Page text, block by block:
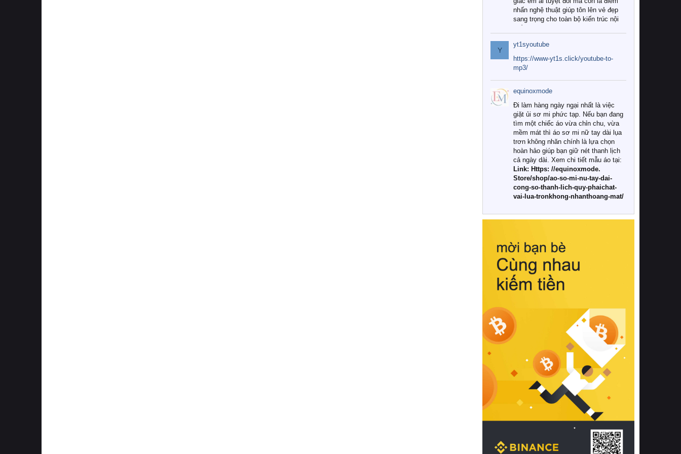
nhấn nghệ thuật giúp tôn lên vẻ đẹp
sang trọng cho toàn bộ kiến trúc nội
Tuy nhiên, giữa thị trường đa dạng
với vô vàn thương hiệu và mẫu mã
như hiện nay, làm thế nào để chọn
được những bộ chăn ga gối đệm cao
cấp thực sự chất lượng, phù hợp với
khí hậu và nhu cầu sử dụng của gia
đình? Hãy cùng chúng tôi đi tìm lời
giải đáp chi tiết qua bài viết dưới đây.
1. Tại sao các gia đình hiện đại lại ưa
chuộng chăn ga gối đệm cao cấp?
Khác với các dòng sản phẩm thông
thường, những bộ chăn ga gối đệm
cao cấp trải qua quy trình sản xuất
nghiêm ngặt từ khâu chọn lọc nguyên
liệu tự nhiên đến công nghệ dệt
nhuộm hiện đại không chứa hóa chất
này, bạn sẽ cảm nhận rõ rệt sự khác
hồi chuẩn xác của phần đệm nâng đỡ
cột sống.
Bên cạnh đó, việc lựa chọn các dòng
sản phẩm đạt chuẩn chất lượng quốc
tế còn giúp ngăn ngừa tình trạng kích
khuẩn và nấm mốc trong điều kiện
thời tiết nóng ẩm. Bạn có thể tìm hiểu
thêm các nghiên cứu khoa học về tác
động của giấc ngủ và môi trường
phòng ngủ đối với sức khỏe con
người tại Sleep Foundation (External
Link) để có cái nhìn toàn diện hơn.
2. Các tiêu chí vàng khi lựa chọn
chăn ga gối đệm cao cấp cho phòng
ngủ
Để sở hữu một bộ chăn ga gối đệm
cao cấp hoàn hảo cả về thẩm mỹ lẫn
công năng, người tiêu dùng cần cân
nhắc kỹ lưỡng các tiêu chí quan trọng
Y
yt1syoutube
https://www-yt1s.click/youtube-to-
mp3/
equinoxmode
Đi làm hàng ngày ngại nhất là việc
giặt ủi sơ mi phức tạp. Nếu bạn đang
tìm một chiếc áo vừa chỉn chu, vừa
mềm mát thì áo sơ mi nữ tay dài lụa
trơn không nhăn chính là lựa chọn
hoàn hảo giúp bạn giữ nét thanh lịch
cả ngày dài. Xem chi tiết mẫu áo tại:
Link: Https: //equinoxmode.
Store/shop/ao-so-mi-nu-tay-dai-
cong-so-thanh-lich-quy-phaichat-
vai-lua-tronkhong-nhanthoang-mat/